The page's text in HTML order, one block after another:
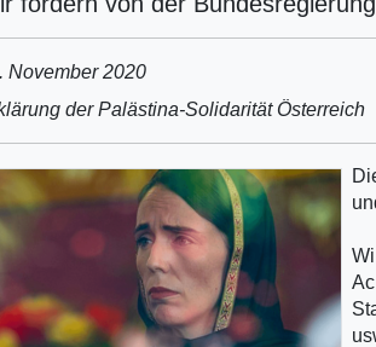
November 2020
der Palästina-Solidarität Österreich